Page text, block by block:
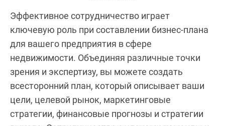
Эффективное сотрудничество играет
ключевую роль при составлении бизнес-плана
для вашего предприятия в сфере
недвижимости. Объединяя различные точки
зрения и экспертизу, вы можете создать
всесторонний план, который описывает ваши
цели, целевой рынок, маркетинговые
стратегии, финансовые прогнозы и стратегии